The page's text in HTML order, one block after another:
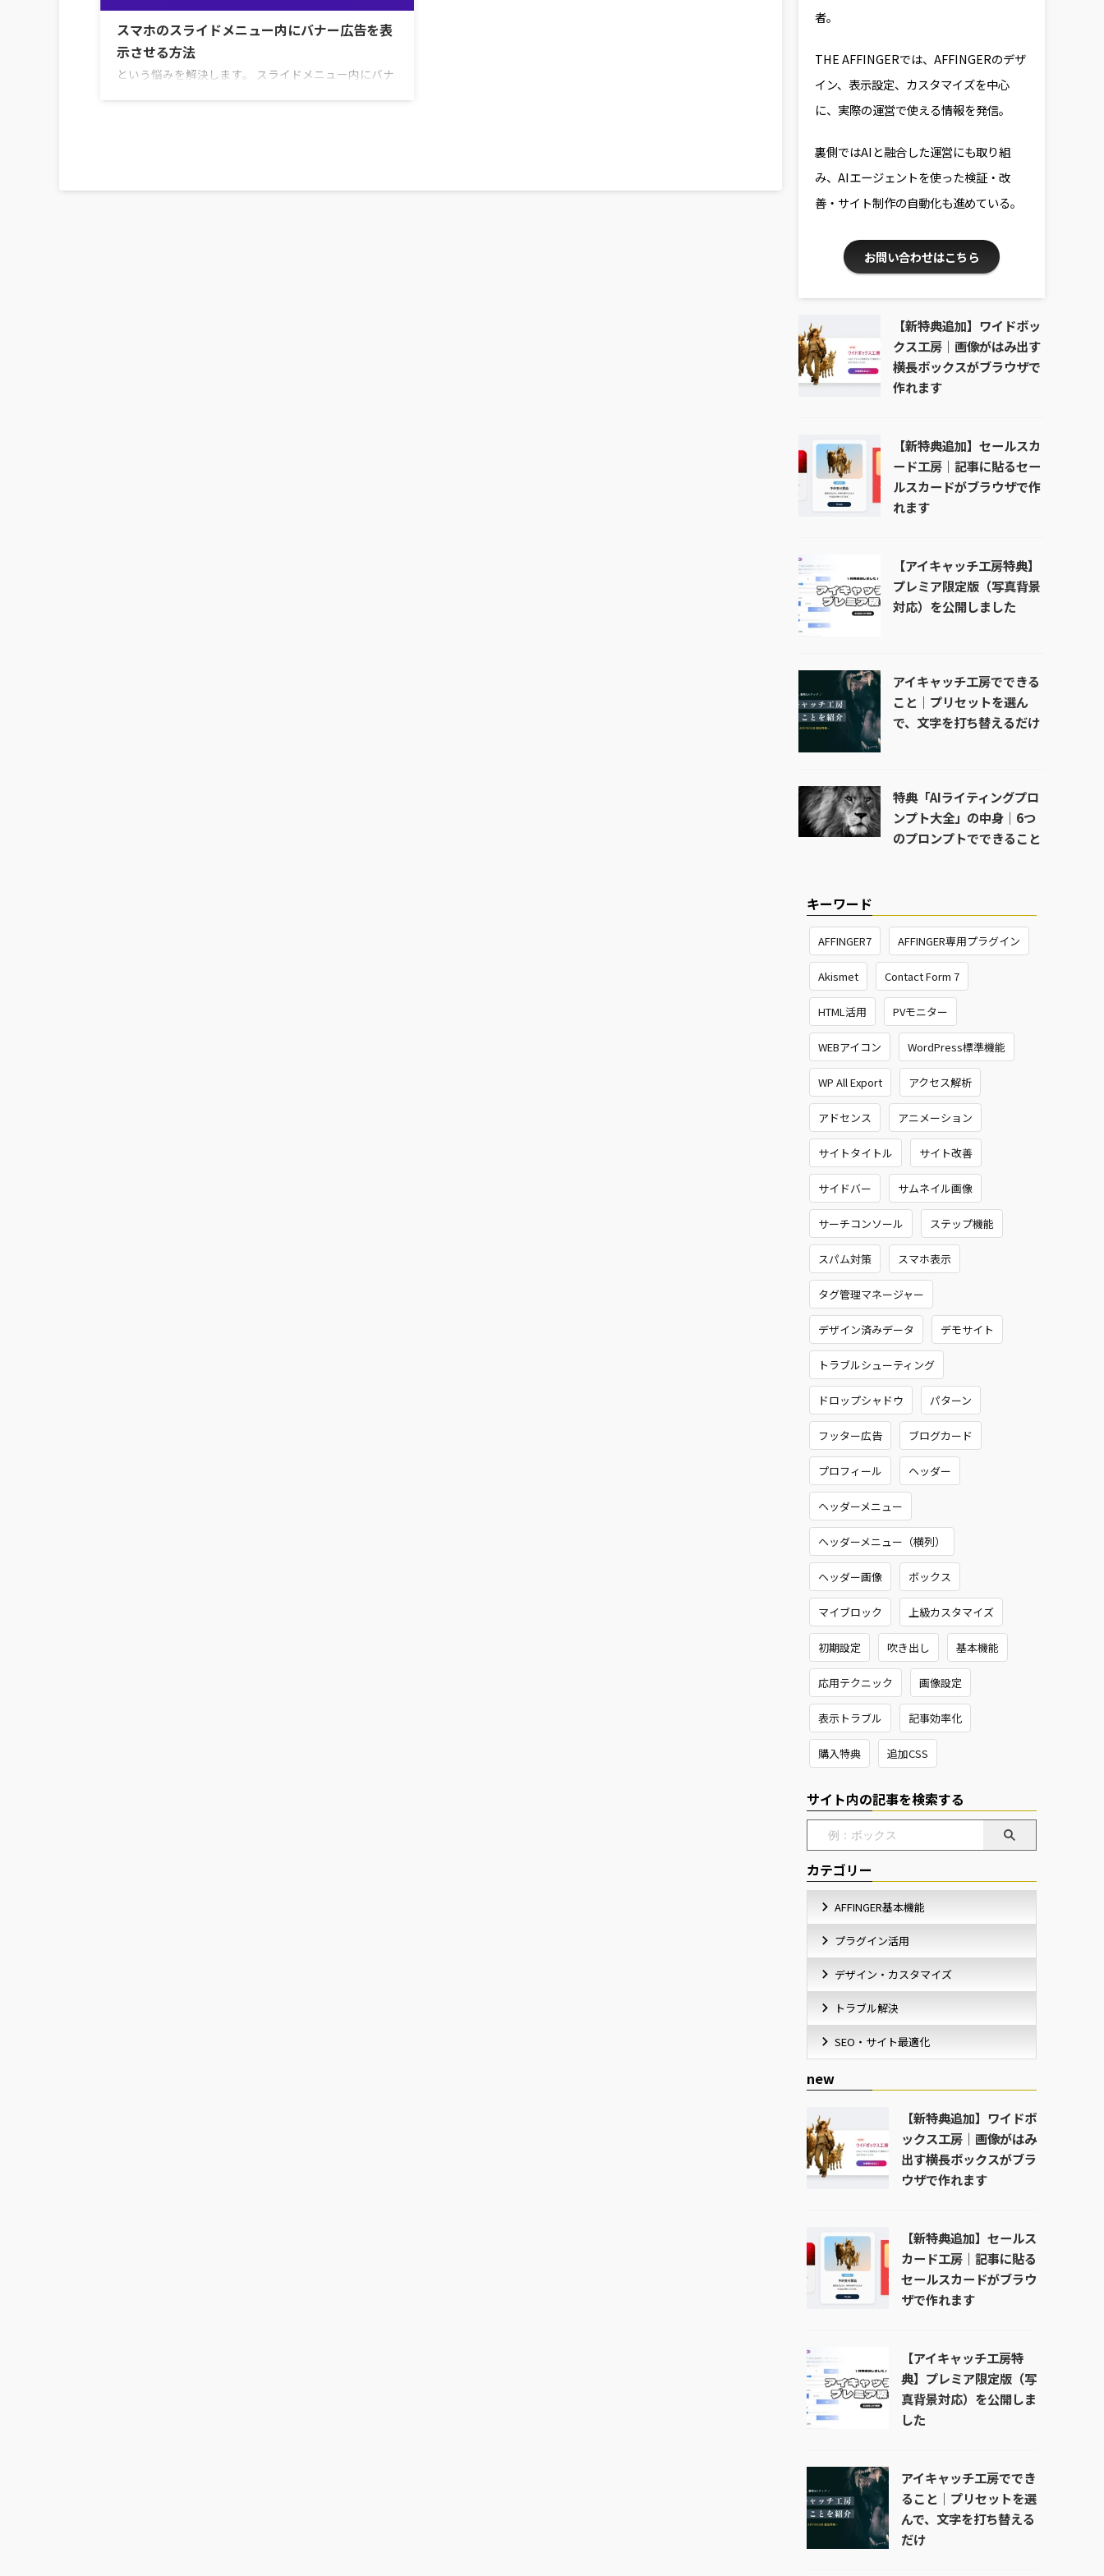
スマホのスライドメニュー内にバナー広告を表
示させる方法
という悩みを解決します。 スライドメニュー内にバナ
法」です。 今回はこの方法を詳しく解説していきま
者。
THE AFFINGERでは、AFFINGERのデザ
イン、表示設定、カスタマイズを中心
に、実際の運営で使える情報を発信。
裏側ではAIと融合した運営にも取り組
み、AIエージェントを使った検証・改
善・サイト制作の自動化も進めている。
お問い合わせはこちら
【新特典追加】ワイドボッ
クス工房｜画像がはみ出す
横長ボックスがブラウザで
作れます
【新特典追加】セールスカ
ード工房｜記事に貼るセー
ルスカードがブラウザで作
れます
【アイキャッチ工房特典】
プレミア限定版（写真背景
対応）を公開しました
アイキャッチ工房でできる
こと｜プリセットを選ん
で、文字を打ち替えるだけ
特典「AIライティングプロ
ンプト大全」の中身｜6つ
のプロンプトでできること
キーワード
AFFINGER7 AFFINGER専用プラグイン
Akismet Contact Form 7
HTML活用 PVモニター
WEBアイコン WordPress標準機能
WP All Export アクセス解析
アドセンス アニメーション
サイトタイトル サイト改善
サイドバー サムネイル画像
サーチコンソール ステップ機能
スパム対策 スマホ表示
タグ管理マネージャー
デザイン済みデータ デモサイト
トラブルシューティング
ドロップシャドウ パターン
フッター広告 ブログカード
プロフィール ヘッダー
ヘッダーメニュー
ヘッダーメニュー（横列）
ヘッダー画像 ボックス
マイブロック 上級カスタマイズ
初期設定 吹き出し 基本機能
応用テクニック 画像設定
表示トラブル 記事効率化
購入特典 追加CSS
サイト内の記事を検索する
カテゴリー
AFFINGER基本機能
プラグイン活用
デザイン・カスタマイズ
トラブル解決
SEO・サイト最適化
new
【新特典追加】ワイドボ
ックス工房｜画像がはみ
出す横長ボックスがブラ
ウザで作れます
【新特典追加】セールス
カード工房｜記事に貼る
セールスカードがブラウ
ザで作れます
【アイキャッチ工房特
典】プレミア限定版（写
真背景対応）を公開しま
した
アイキャッチ工房ででき
ること｜プリセットを選
んで、文字を打ち替える
だけ